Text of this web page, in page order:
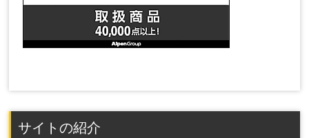
サイトの紹介